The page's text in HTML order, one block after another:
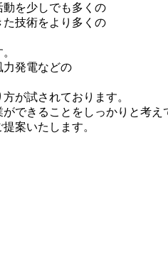
を少しでも多くの
技術をより多くの
力発電などの
が試されております。
できることをしっかりと考え
案いたします。
創